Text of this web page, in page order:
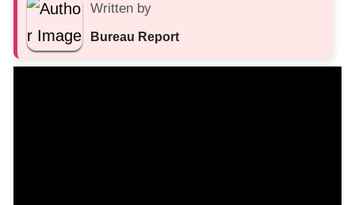
Written by
Bureau Report